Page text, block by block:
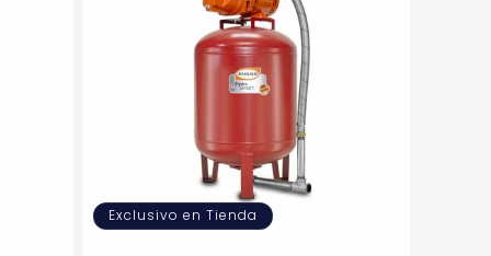
Exclusivo en Tienda